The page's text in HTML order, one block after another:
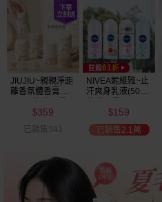
JIUJIU~親親淨距
離香氛體香膏
$359
已銷售341
NIVEA妮維雅~止
汗爽身乳液(50ml)
$159
已銷售2.1萬